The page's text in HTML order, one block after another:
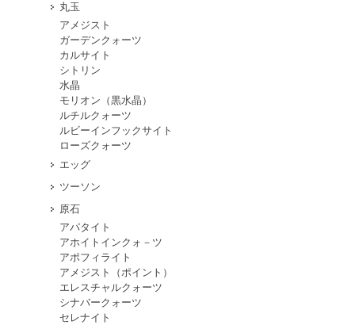
丸玉
アメジスト
ガーデンクォーツ
カルサイト
シトリン
水晶
モリオン（黒水晶）
ルチルクォーツ
ルビーインフックサイト
ローズクォーツ
エッグ
ツーソン
原石
アパタイト
アホイトインクォ－ツ
アポフィライト
アメジスト（ポイント）
エレスチャルクォーツ
シナバークォーツ
セレナイト